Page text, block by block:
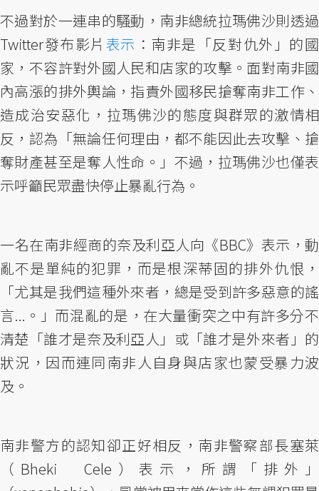
不過對於一連串的騷動，南非總統拉瑪佛沙則透過
Twitter發布影片 表示 ：南非是「反對仇外」的國
家，不容許對外國人民和店家的攻擊。面對南非國
內高漲的排外輿論，指責外國移民搶奪南非工作、
造成治安惡化，拉瑪佛沙的態度與群眾的激情相
反，認為「無論任何理由，都不能因此去攻擊、搶
奪財產甚至是奪人性命。」不過，拉瑪佛沙也僅表
示呼籲民眾盡快停止暴亂行為。
一名在南非經商的奈及利亞人向《BBC》表示，動
亂不是單純的犯罪，而是根深蒂固的排外仇恨，
「尤其是我們這種外來者，總是受到許多惡意的謠
言...。」而混亂的是，在大量衝突之中有許多分不
清楚「誰才是奈及利亞人」或「誰才是外來者」的
狀況，因而連同南非人自身與店家也蒙受暴力波
及。
南非警方的認知卻正好相反，南非警察部長塞萊
（Bheki Cele）表示，所謂「排外」